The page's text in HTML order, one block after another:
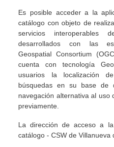
Es posible acceder a la
catálogo con objeto de
servicios interoperables
desarrollados con las
Geospatial Consortium
cuenta con tecnología
usuarios la localización
búsquedas en su base de
navegación alternativa al uso
previamente.
La dirección de acceso a
catálogo - CSW de